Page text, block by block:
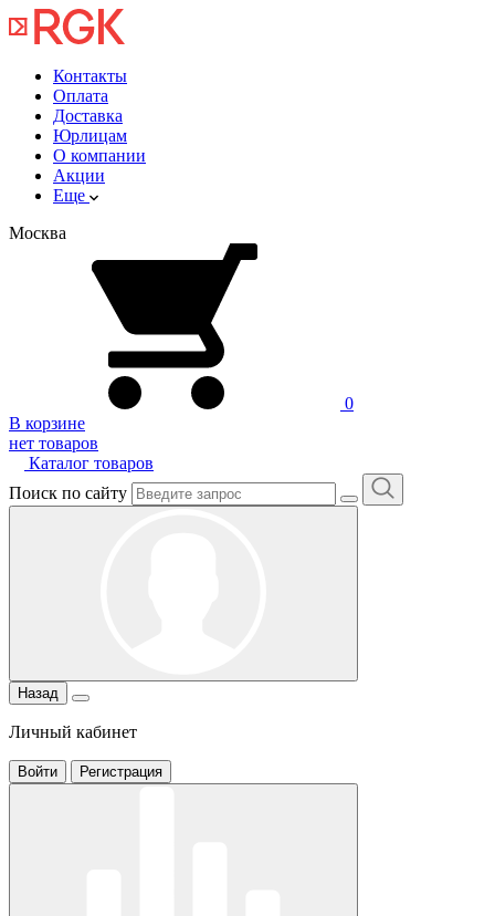
Контакты
Оплата
Доставка
Юрлицам
О компании
Акции
Еще
Москва
0
В корзине
нет товаров
Каталог товаров
Поиск по сайту
Назад
Личный кабинет
Войти Регистрация